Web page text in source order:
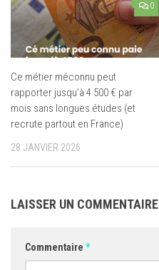
0
Ce métier méconnu peut
rapporter jusqu’à 4 500 € par
mois sans longues études (et
recrute partout en France)
28 JANVIER 2026
LAISSER UN COMMENTAIRE
Commentaire *